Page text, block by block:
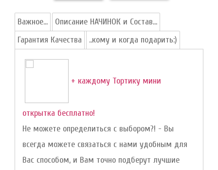
Важное...
Описание НАЧИНОК и Состав...
Гарантия Качества
..кому и когда подарить:)
+ каждому Тортику мини
открытка бесплатно!
Не можете определиться с выбором?! - Вы
всегда можете связаться с нами удобным для
Вас способом, и Вам точно подберут лучшие